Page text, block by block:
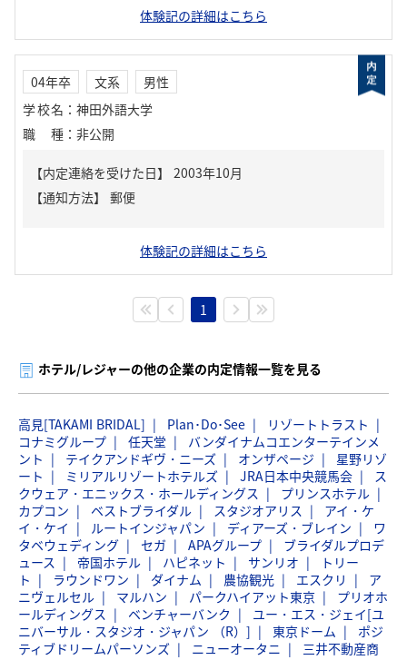
体験記の詳細はこちら
04年卒 文系
男性
学校名 ： 神田外語大学
職種 ： 非公開
【内定連絡を受けた日】
2003年10月
【通知方法】
郵便
体験記の詳細はこちら
1
ホテル/レジャーの他の企業の内定情報一覧を見る
高見[TAKAMI BRIDAL] Plan･Do･See
リゾートトラスト
コナミグループ
任天堂
バンダイナムコエンターテインメ
ント
テイクアンドギヴ・ニーズ オンザページ
星野リゾ
ート
ミリアルリゾートホテルズ JRA日本中央競馬会
ス
クウェア・エニックス・ホールディングス
プリンスホテル
カプコン
ベストブライダル スタジオアリス
アイ・ケ
イ・ケイ
ルートインジャパン ディアーズ・ブレイン
ワ
タベウェディング
セガ APAグループ
ブライダルプロデ
ュース
帝国ホテル ハピネット サンリオ
トリー
ト
ラウンドワン ダイナム 農協観光 エスクリ
ア
ニヴェルセル
マルハン パークハイアット東京
プリオホ
ールディングス
ベンチャーバンク
ユー・エス・ジェイ[ユ
ニバーサル・スタジオ・ジャパン （R）]
東京ドーム
ポジ
ティブドリームパーソンズ
ニューオータニ
三井不動産商